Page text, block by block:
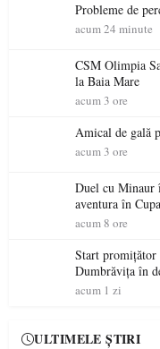
Probleme de
acum 24 minute
CSM Olimpia Satu
la Baia Mare
acum 3 ore
Amical de gală
acum 3 ore
Duel cu Minaur
aventura în
acum 8 ore
Start
Dumbrăvița în
acum 1 zi
ULTIMELE ȘTIRI